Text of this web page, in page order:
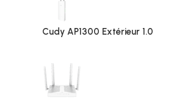
Cudy AP1300 Extérieur 1.0